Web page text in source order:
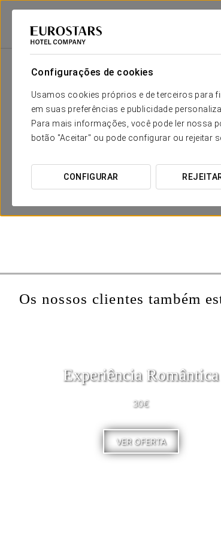
Configurações de cookies
Usamos cookies próprios e de terceiros para
em suas preferências e publicidade
Para mais informações, você pode ler nossa
botão "Aceitar" ou pode configurar ou rejeitar
CONFIGURAR
Eurostars Hotel Company
Os nossos clientes também
Experiência Romântica
30€
VER OFERTA